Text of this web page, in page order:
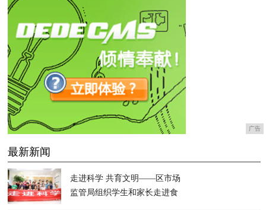
广告
最新新闻
走进科学 共育文明——区市场
监管局组织学生和家长走进食